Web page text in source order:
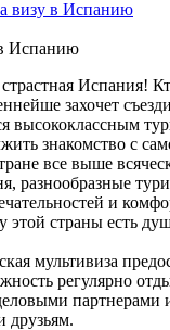
визу в Испанию
Испанию
Испания!
захочет
высококлассным
знакомство с
все выше
разнообразные
и
этой страны есть
мультивиза
регулярно
партнерами
друзьям.